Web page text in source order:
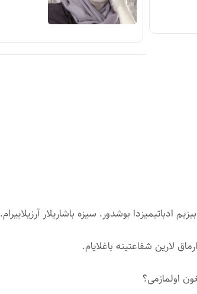
ادباتیمیزدا بوشدور. سیزه باشاریلار آرزیلاییرام.
لارین شفاعتینه باغلایام.
اولمازمی؟